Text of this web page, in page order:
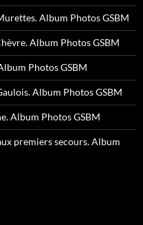
Album Photos GSBM
Album Photos GSBM
Photos GSBM
Album Photos GSBM
Album Photos GSBM
premiers secours. Album